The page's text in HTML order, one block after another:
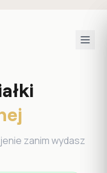
zanim wydasz